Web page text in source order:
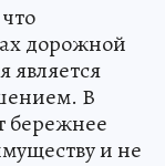
дорожной
является
В
бережнее
и не